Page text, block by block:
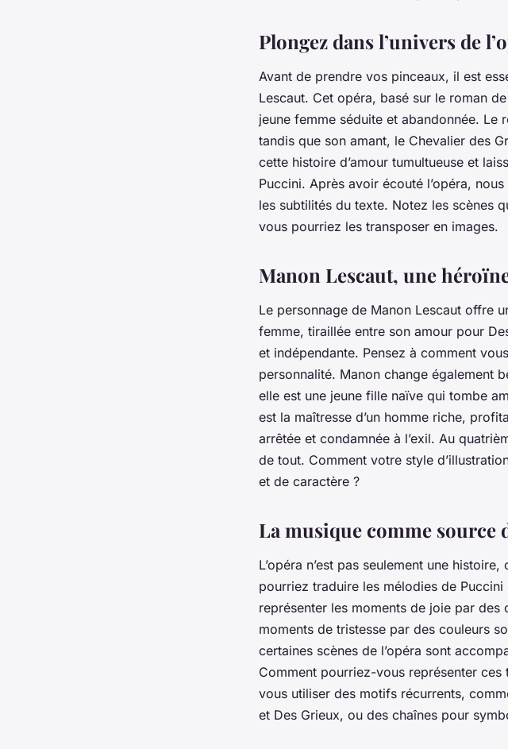
Plongez dans l’univers de
Avant de prendre vos pinceaux, il est
Lescaut. Cet opéra, basé sur le roman
jeune femme séduite et abandonnée. Le
tandis que son amant, le Chevalier des
cette histoire d’amour tumultueuse et
Puccini. Après avoir écouté l’opéra,
les subtilités du texte. Notez les scènes
vous pourriez les transposer en images.
Manon Lescaut, une
Le personnage de Manon Lescaut offre
femme, tiraillée entre son amour pour
et indépendante. Pensez à comment
personnalité. Manon change également
elle est une jeune fille naïve qui tombe
est la maîtresse d’un homme riche,
arrêtée et condamnée à l’exil. Au
de tout. Comment votre style
et de caractère ?
La musique comme source
L’opéra n’est pas seulement une
pourriez traduire les mélodies de
représenter les moments de joie par
moments de tristesse par des couleurs
certaines scènes de l’opéra sont
Comment pourriez-vous représenter
vous utiliser des motifs récurrents,
et Des Grieux, ou des chaînes pour